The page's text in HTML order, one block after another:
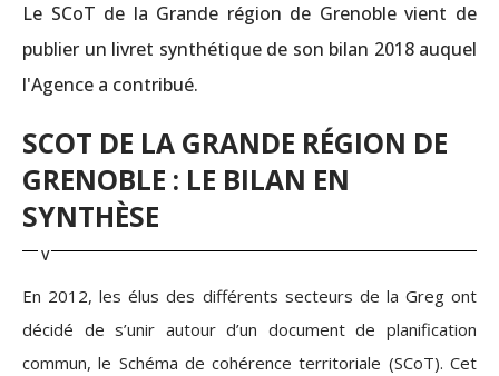
Le SCoT de la Grande région de Grenoble vient de
publier un livret synthétique de son bilan 2018 auquel
l'Agence a contribué.
SCOT DE LA GRANDE RÉGION DE
GRENOBLE : LE BILAN EN
SYNTHÈSE
En 2012, les élus des différents secteurs de la Greg ont
décidé de s’unir autour d’un document de planification
commun, le Schéma de cohérence territoriale (SCoT). Cet